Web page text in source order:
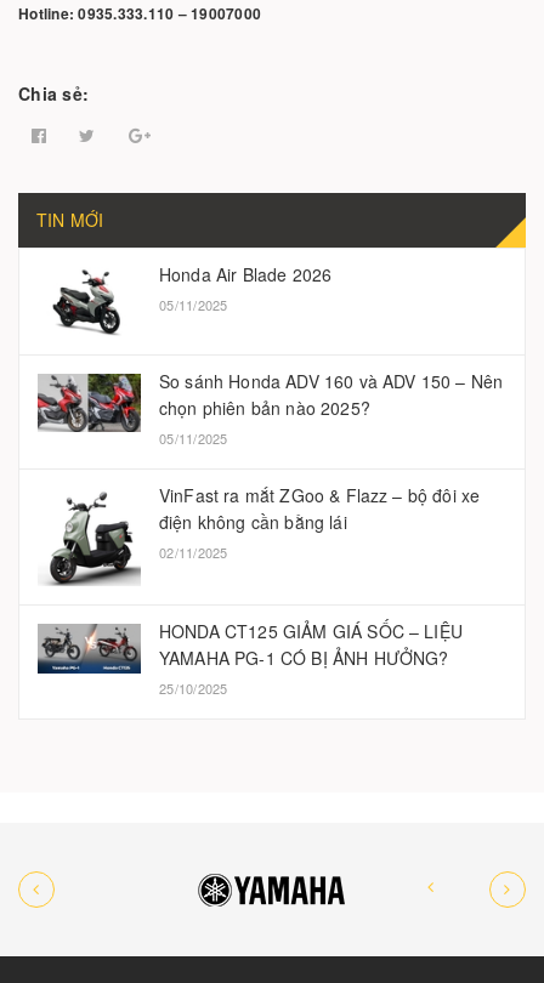
Hotline: 0935.333.110 – 19007000
Chia sẻ:
TIN MỚI
Honda Air Blade 2026
05/11/2025
So sánh Honda ADV 160 và ADV 150 – Nên
chọn phiên bản nào 2025?
05/11/2025
VinFast ra mắt ZGoo & Flazz – bộ đôi xe
điện không cần bằng lái
02/11/2025
HONDA CT125 GIẢM GIÁ SỐC – LIỆU
YAMAHA PG-1 CÓ BỊ ẢNH HƯỞNG?
25/10/2025